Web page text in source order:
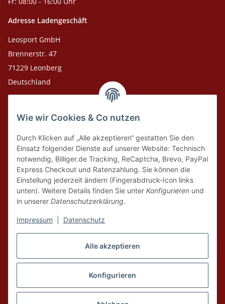
Alle akzeptieren
Konfigurieren
Wie wir Cookies & Co nutzen
Durch Klicken auf „Alle akzeptieren“ gestatten Sie den
Einsatz folgender Dienste auf unserer Website: Technisch
notwendig, Billiger.de Tracking, ReCaptcha, Brevo, PayPal
Express Checkout und Ratenzahlung. Sie können die
Einstellung jederzeit ändern (Fingerabdruck-Icon links
unten). Weitere Details finden Sie unter Konfigurieren und
in unserer Datenschutzerklärung.
Impressum Datenschutz
Adresse Ladengeschäft
Leosport GmbH
Brennerstr. 47
71229 Leonberg
Deutschland
Leosport GmbH
75378 Bad Liebenzell
Tel. Laden 07152-909493
Tel. Versandlager 07052-9344380
Vertrag widerrufen
* Alle Preise inkl. gesetzlicher USt., zzgl.Versandaus Lager Bad Liebenzell.
Die angegebenen Preise sind Online-Preise, Ladenpreise und Produkte vor
Deutschland. Produktabbildungen können vom Original abweichen,